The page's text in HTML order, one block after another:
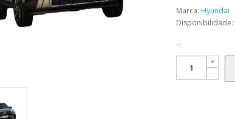
Marca: Hyundai
Disponibilidade:
...